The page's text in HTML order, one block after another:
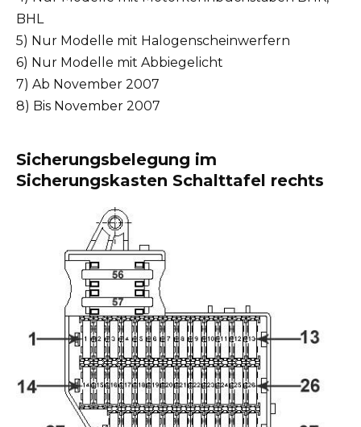
BHL
5) Nur Modelle mit Halogenscheinwerfern
6) Nur Modelle mit Abbiegelicht
7) Ab November 2007
8) Bis November 2007
Sicherungsbelegung im
Sicherungskasten Schalttafel rechts